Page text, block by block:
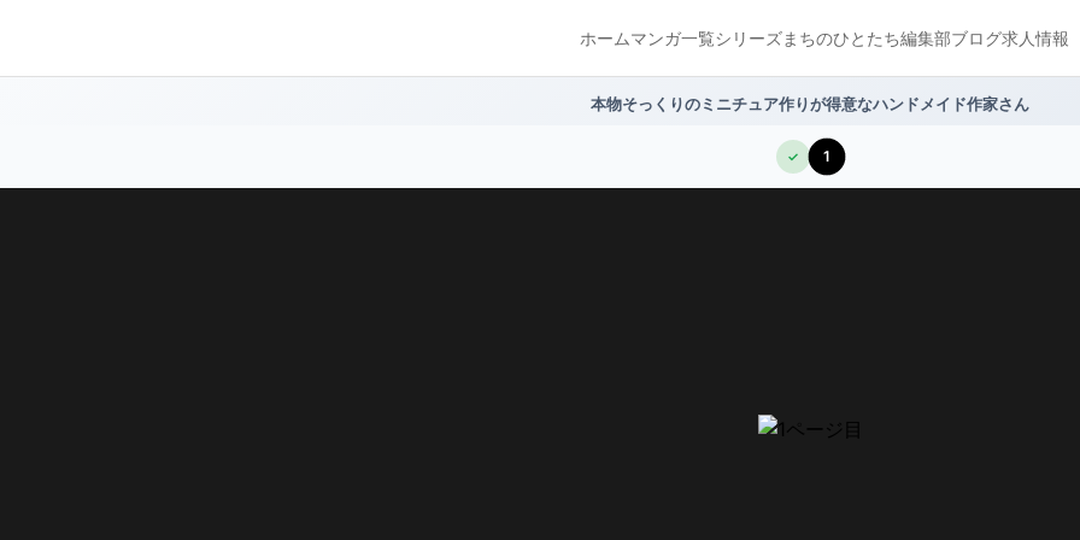
ホームマンガ一覧シリーズまちのひとたち編集部ブログ求人情報
本物そっくりのミニチュア作りが得意なハンドメイド作家さん
1
✓